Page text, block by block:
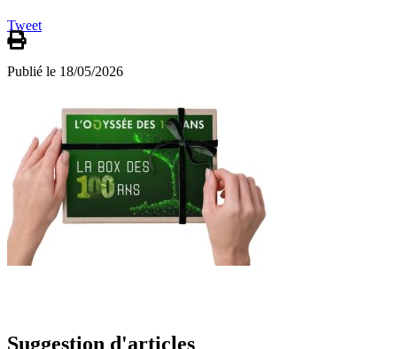
Tweet
Publié le 18/05/2026
Suggestion d'articles